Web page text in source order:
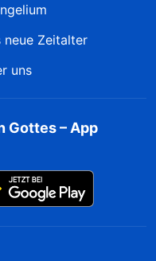
neue Zeitalter
uns
Gottes – App